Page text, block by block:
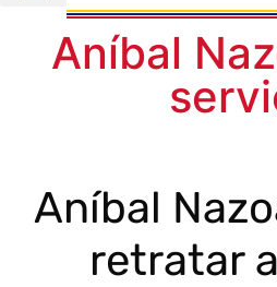
Aníbal
Aníbal
retratar